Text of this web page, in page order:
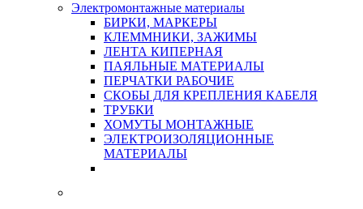
Электромонтажные материалы
БИРКИ, МАРКЕРЫ
КЛЕММНИКИ, ЗАЖИМЫ
ЛЕНТА КИПЕРНАЯ
ПАЯЛЬНЫЕ МАТЕРИАЛЫ
ПЕРЧАТКИ РАБОЧИЕ
СКОБЫ ДЛЯ КРЕПЛЕНИЯ КАБЕЛЯ
ТРУБКИ
ХОМУТЫ МОНТАЖНЫЕ
ЭЛЕКТРОИЗОЛЯЦИОННЫЕ
МАТЕРИАЛЫ